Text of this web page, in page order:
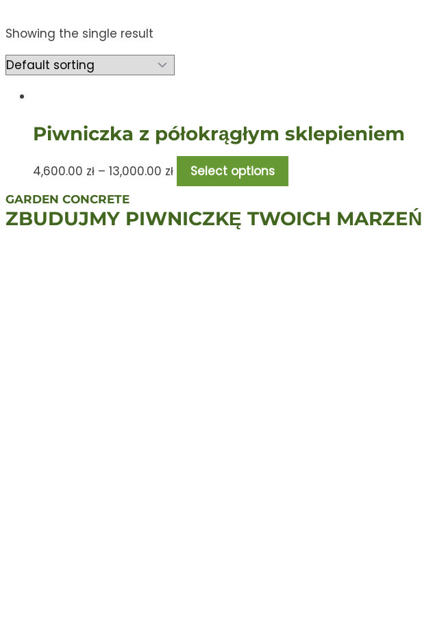
Showing the single result
Piwniczka z półokrągłym sklepieniem
4,600.00 zł – 13,000.00 zł Select options
GARDEN CONCRETE
ZBUDUJMY PIWNICZKĘ TWOICH MARZEŃ